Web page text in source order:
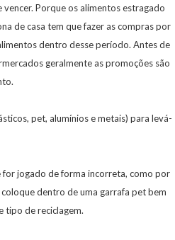
Porque os alimentos estragado
de casa tem que fazer as compras por
dentro desse período. Antes de
geralmente as promoções são
pet, alumínios e metais) para levá-
jogado de forma incorreta, como por
dentro de uma garrafa pet bem
tipo de reciclagem.